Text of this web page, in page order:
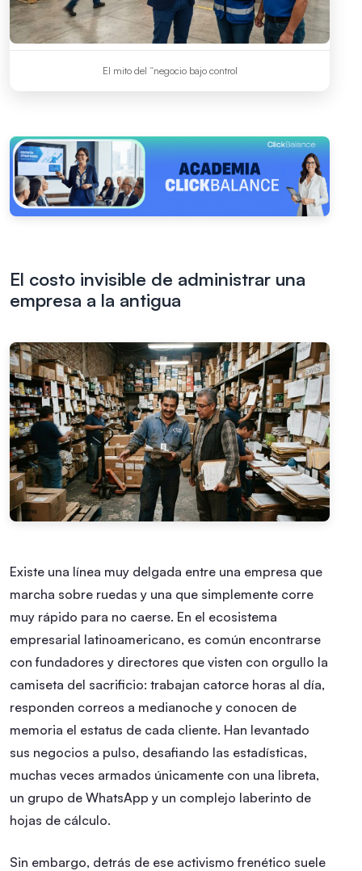
El mito del “negocio bajo control
El costo invisible de administrar una
empresa a la antigua
Existe una línea muy delgada entre una empresa que
marcha sobre ruedas y una que simplemente corre
muy rápido para no caerse. En el ecosistema
empresarial latinoamericano, es común encontrarse
con fundadores y directores que visten con orgullo la
camiseta del sacrificio: trabajan catorce horas al día,
responden correos a medianoche y conocen de
memoria el estatus de cada cliente. Han levantado
sus negocios a pulso, desafiando las estadísticas,
muchas veces armados únicamente con una libreta,
un grupo de WhatsApp y un complejo laberinto de
hojas de cálculo.
Sin embargo, detrás de ese activismo frenético suele